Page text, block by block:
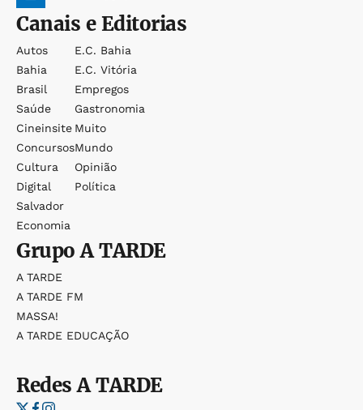
Canais e Editorias
Autos
Bahia
Brasil
Saúde
Cineinsite
Concursos
Cultura
Digital
Salvador
Economia
E.c. Bahia
E.c. Vitória
Empregos
Gastronomia
Muito
Mundo
Opinião
Política
GrupoA TARDE
A TARDE
A TARDE FM
MASSA!
A TARDE EDUCAÇÃO
RedesA TARDE